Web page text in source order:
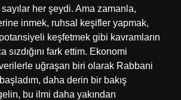
her şeydi. Ama zamanla,
inmek, ruhsal keşifler yapmak,
keşfetmek gibi kavramların
sızdığını fark ettim. Ekonomi
uğraşan biri olarak Rabbani
daha derin bir bakış
bu ilmi daha yakından